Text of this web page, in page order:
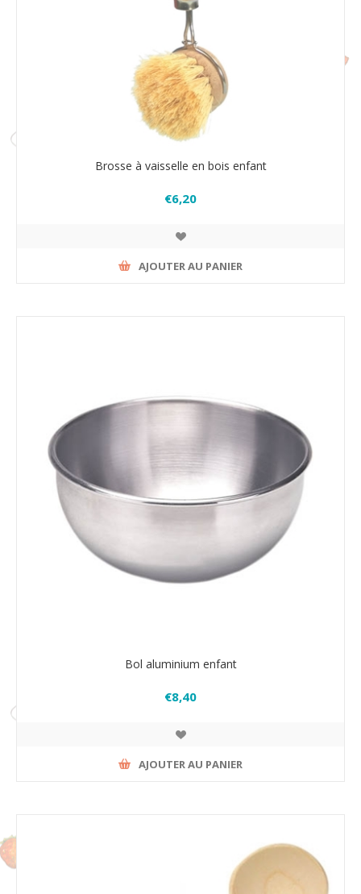
Brosse à vaisselle en bois enfant
€6,20
AJOUTER AU PANIER
Bol aluminium enfant
€8,40
AJOUTER AU PANIER